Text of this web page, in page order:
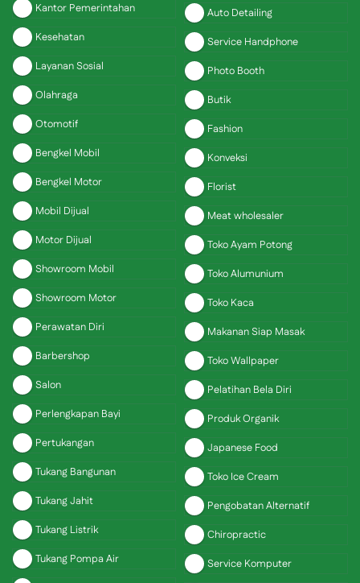
Kantor Pemerintahan
Kesehatan
Layanan Sosial
Olahraga
Otomotif
Bengkel Mobil
Bengkel Motor
Mobil Dijual
Motor Dijual
Showroom Mobil
Showroom Motor
Perawatan Diri
Barbershop
Salon
Perlengkapan Bayi
Pertukangan
Tukang Bangunan
Tukang Jahit
Tukang Listrik
Tukang Pompa Air
Auto Detailing
Service Handphone
Photo Booth
Butik
Fashion
Konveksi
Florist
Meat wholesaler
Toko Ayam Potong
Toko Alumunium
Toko Kaca
Makanan Siap Masak
Toko Wallpaper
Pelatihan Bela Diri
Produk Organik
Japanese Food
Toko Ice Cream
Pengobatan Alternatif
Chiropractic
Service Komputer